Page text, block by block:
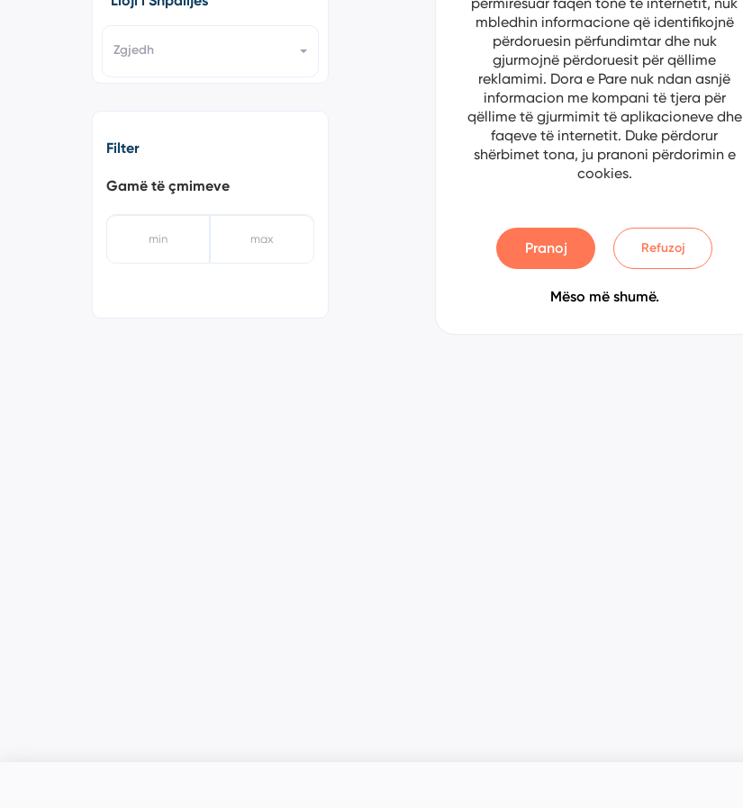
Zgjedh
Filter
Gamë të çmimeve
mbledhin informacione që identifikojnë
përdoruesin përfundimtar dhe nuk
gjurmojnë përdoruesit për qëllime
reklamimi. Dora e Pare nuk ndan asnjë
informacion me kompani të tjera për
qëllime të gjurmimit të aplikacioneve dhe
faqeve të internetit. Duke përdorur
shërbimet tona, ju pranoni përdorimin e
cookies.
Pranoj Refuzoj
Mëso më shumë.